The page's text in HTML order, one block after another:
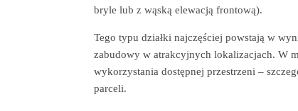
bryle lub z wąską elewacją frontową).
Tego typu działki najczęściej powstają w
zabudowy w atrakcyjnych lokalizacjach. W
wykorzystania dostępnej przestrzeni –
parceli.